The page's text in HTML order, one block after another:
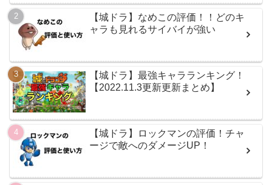
【城ドラ】なめこの評価！！どのキ
ャラも見れるサイバイが強い
【城ドラ】最強キャラランキング！
【2022.11.3更新更新まとめ】
【城ドラ】ロックマンの評価！チャ
ージで敵へのダメージUP！